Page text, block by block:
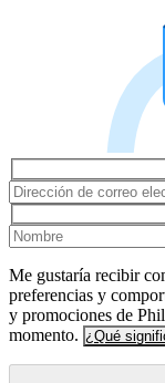
Me gustaría recibir
preferencias y
y promociones de
momento. ¿Qué